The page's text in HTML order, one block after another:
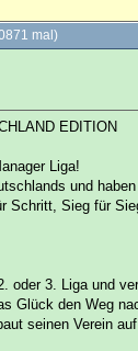
mal)
EDITION
Liga!
und
Schritt, Sieg für
oder 3. Liga und
Glück den Weg
seinen Verein